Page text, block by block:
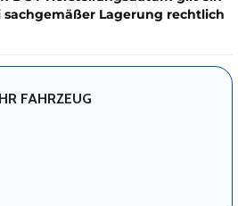
Lagerung rechtlich
FAHRZEUG